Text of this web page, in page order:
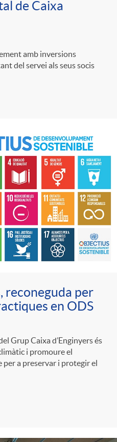
de Caixa
amb inversions
del servei als seus socis
reconeguda per
en ODS
Grup Caixa d’Enginyers és
i promoure el
a preservar i protegir el